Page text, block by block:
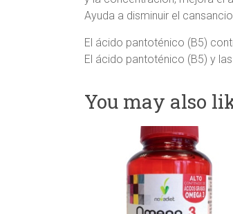
Ayuda a disminuir el
El ácido pantoténico (B5)
El ácido pantoténico (B5) y
You may also